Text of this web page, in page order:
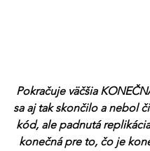
Pokračuje väčšia
sa aj tak skončilo a nebol
kód, ale padnutá
konečná pre to, čo je